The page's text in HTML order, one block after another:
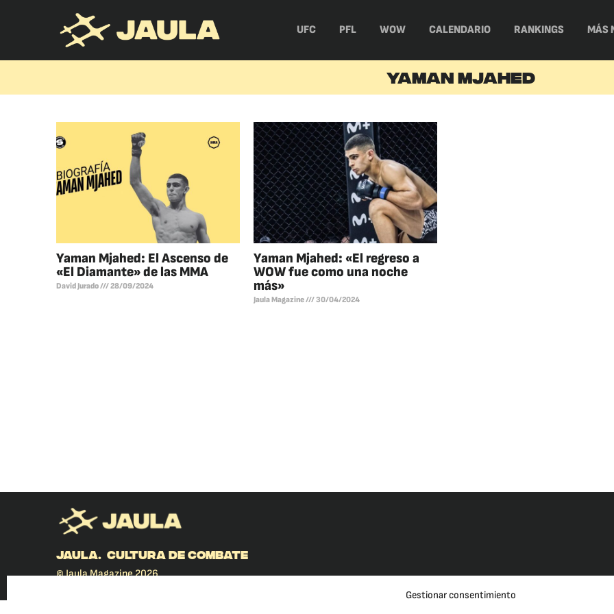
Gestionar consentimiento
UFC PFL WOW CALENDARIO RANKINGS MÁS
YAMAN MJAHED
Yaman Mjahed: El Ascenso de
«El Diamante» de las MMA
David Jurado 28/09/2024
Yaman Mjahed: «El regreso a
WOW fue como una noche
más»
Jaula Magazine 30/04/2024
JAULA. CULTURA DE COMBATE
© Jaula Magazine 2026